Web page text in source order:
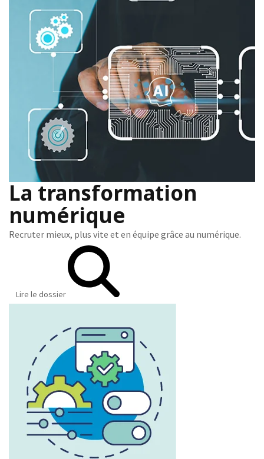
La transformation
numérique
Recruter mieux, plus vite et en équipe grâce au numérique.
Lire le dossier